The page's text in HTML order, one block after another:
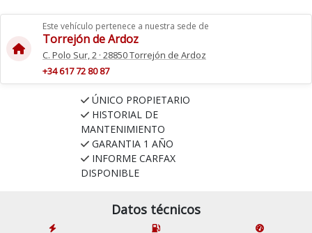
Este vehículo pertenece a nuestra sede de
Torrejón de Ardoz
C. Polo Sur, 2 · 28850 Torrejón de Ardoz
+34 617 72 80 87
ÚNICO PROPIETARIO
HISTORIAL DE
MANTENIMIENTO
GARANTIA 1 AÑO
INFORME CARFAX
DISPONIBLE
Datos técnicos